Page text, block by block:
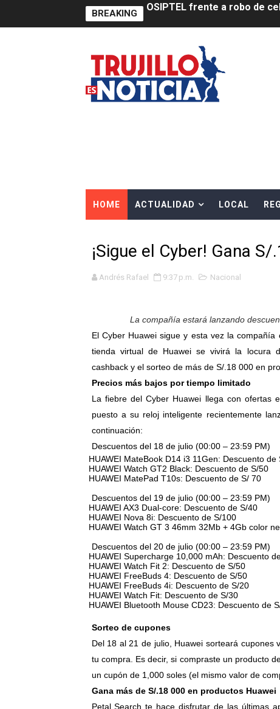
BREAKING IPE: Nuevo gobierno debe
HIDRANDINA ADVIERTE
HASTA EL 2 DE AGOSTO
La UDEP aplicará el Test
Caja Arequipa lanza
OSIPTEL: nueve de cada
GEANMARCO QUEZADA
14 COLEGIOS DE TRUJILLO Y
¿Viajas por Fiestas
JAMES PÉREZ ASEGURA
MÁS DE 12 MIL USUARIOS
OSIPTEL: Ahora dar de
¿Viajas por fiestas patrias?
REGULARIZA TUS DEUDAS
HIDRANDINA: POR FIESTAS
La Universidad de Piura
OSIPTEL: empresas
Yape habilita envío de
Decano de Economistas:
Concrevía impulsa la
Construye Experto de
OSIPTEL frente a robo de
HOME ACTUALIDAD LOCAL
¡Sigue el Cyber! Gana
Andrés Rafael 9:37 p.m. Nacional
La compañía estará lanzando
El Cyber Huawei sigue y esta vez la
tienda virtual de Huaweise vivirá la locura
cashback y el sorteo de más de S/.18 000 en
Precios más bajos por tiempo limitado
La fiebre del Cyber Huawei llega con ofertas
puesto a su reloj inteligente recientemente
continuación:
Descuentos del 18 de julio (00:00 – 23:59 PM)
HUAWEI MateBook D14 i3 11Gen: Descuento de
HUAWEI Watch GT2 Black: Descuento de S/50
HUAWEI MatePad T10s: Descuento de S/ 70
Descuentos del 19 de julio (00:00 – 23:59 PM)
HUAWEI AX3 Dual-core: Descuento de S/40
HUAWEI Nova 8i: Descuento de S/100
HUAWEI Watch GT 3 46mm 32Mb + 4Gb color
Descuentos del 20 de julio (00:00 – 23:59 PM)
HUAWEI Supercharge 10,000 mAh: Descuento
HUAWEI Watch Fit 2: Descuento de S/50
HUAWEI FreeBuds 4: Descuento de S/50
HUAWEI FreeBuds 4i: Descuento de S/20
HUAWEI Watch Fit: Descuento de S/30
HUAWEI Bluetooth Mouse CD23: Descuento de
Sorteo de cupones
Del 18 al 21 de julio, Huawei sorteará cupones
tu compra. Es decir, si compraste un producto
un cupón de 1,000 soles (el mismo valor de
Gana más de S/.18 000 en productos Huawei
Petal Search te hace disfrutar de las últimas